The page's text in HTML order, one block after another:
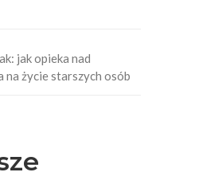
jak opieka nad
na życie starszych osób